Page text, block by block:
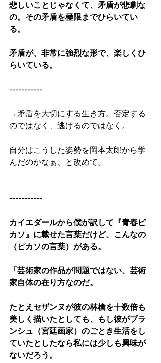
悲しいことじゃなくて、矛盾が悲劇な
の。その矛盾を極限までひらいてい
る。
矛盾が、非常に強烈な形で、楽しくひ
らいている。
-----------
→矛盾を大切にする生き方。否定する
のではなく、逃げるのではなく。
自分はこうした姿勢を岡本太郎から学
んだのかなぁ、と改めて。
-----------
カイエダールから僕が訳して『青春ピ
カソ』に載せた言葉だけど、こんなの
（ピカソの言葉）がある。
「芸術家の作品が問題ではない、芸術
家自体の在り方なのだ。
たとえセザンヌが彼の林檎を十数倍も
美しく描いたとしても、もし彼がブラ
ンシュ（宮廷画家）のごとき生活をし
ていたとしたなら私には少しも興味が
ないだろう。